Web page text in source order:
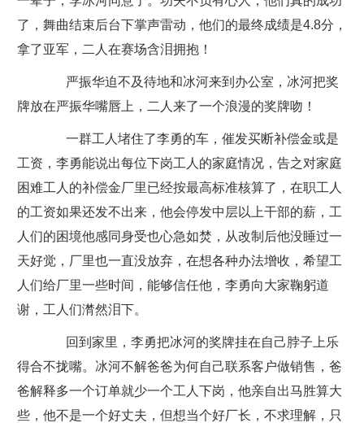
了，舞曲结束后台下掌声雷动，他们的最终成绩是4.8分，
拿了亚军，二人在赛场含泪拥抱！
严振华迫不及待地和冰河来到办公室，冰河把奖
牌放在严振华嘴唇上，二人来了一个浪漫的奖牌吻！
一群工人堵住了李勇的车，催发买断补偿金或是
工资，李勇能说出每位下岗工人的家庭情况，告之对家庭
困难工人的补偿金厂里已经按最高标准核算了，在职工人
的工资如果还发不出来，他会停发中层以上干部的薪，工
人们的困境他感同身受也心急如焚，从改制后他没睡过一
天好觉，厂里也一直没放弃，在想各种办法增收，希望工
人们给厂里一些时间，能够信任他，李勇向大家鞠躬道
谢，工人们潸然泪下。
回到家里，李勇把冰河的奖牌挂在自己脖子上乐
得合不拢嘴。冰河不解爸爸为何自己联系客户做销售，爸
爸解释多一个订单就少一个工人下岗，他亲自出马胜算大
些，他不是一个好丈夫，但想当个好厂长，不求理解，只